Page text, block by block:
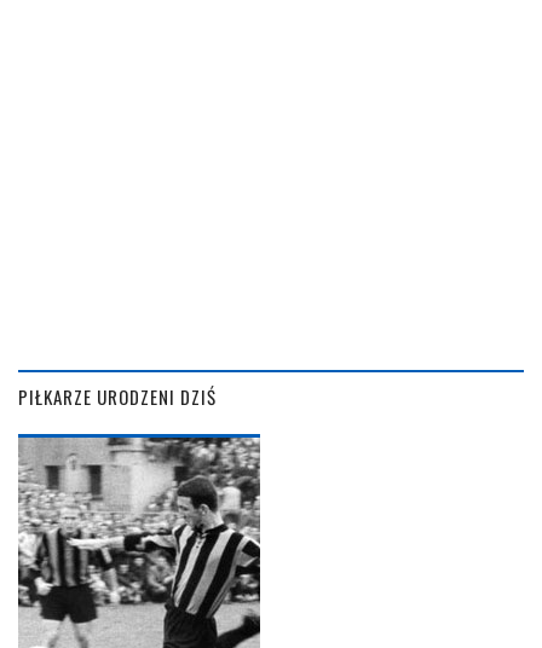
PIŁKARZE URODZENI DZIŚ